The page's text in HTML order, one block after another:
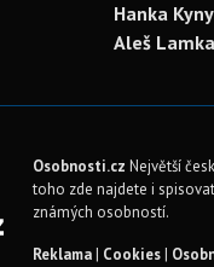
Hanka
Aleš Lamka
Osobnosti.cz Největší
toho zde najdete i
známých osobností.
Reklama| Cookies|